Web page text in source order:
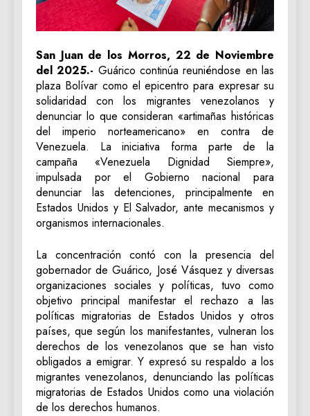
San Juan de los Morros, 22 de Noviembre
del 2025.- Guárico continúa reuniéndose en las
plaza Bolívar como el epicentro para expresar su
solidaridad con los migrantes venezolanos y
denunciar lo que consideran «artimañas históricas
del imperio norteamericano» en contra de
Venezuela. La iniciativa forma parte de la
campaña «Venezuela Dignidad Siempre»,
impulsada por el Gobierno nacional para
denunciar las detenciones, principalmente en
Estados Unidos y El Salvador, ante mecanismos y
organismos internacionales.
La concentración contó con la presencia del
gobernador de Guárico, José Vásquez y diversas
organizaciones sociales y políticas, tuvo como
objetivo principal manifestar el rechazo a las
políticas migratorias de Estados Unidos y otros
países, que según los manifestantes, vulneran los
derechos de los venezolanos que se han visto
obligados a emigrar. Y expresó su respaldo a los
migrantes venezolanos, denunciando las políticas
migratorias de Estados Unidos como una violación
de los derechos humanos.